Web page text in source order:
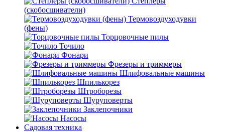
(скобосшиватели)
Термовоздуходувки
(фены)
Торцовочные пилы
Точило
Фонари
Фрезеры и триммеры
Шлифовальные машины
Шпилькорез
Штроборезы
Шуруповерты
Заклепочники
Насосы
Садовая техника